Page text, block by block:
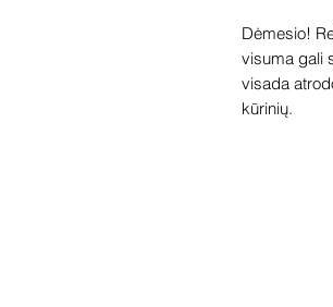
Dėmesio!
visuma gali
visada
kūrinių.